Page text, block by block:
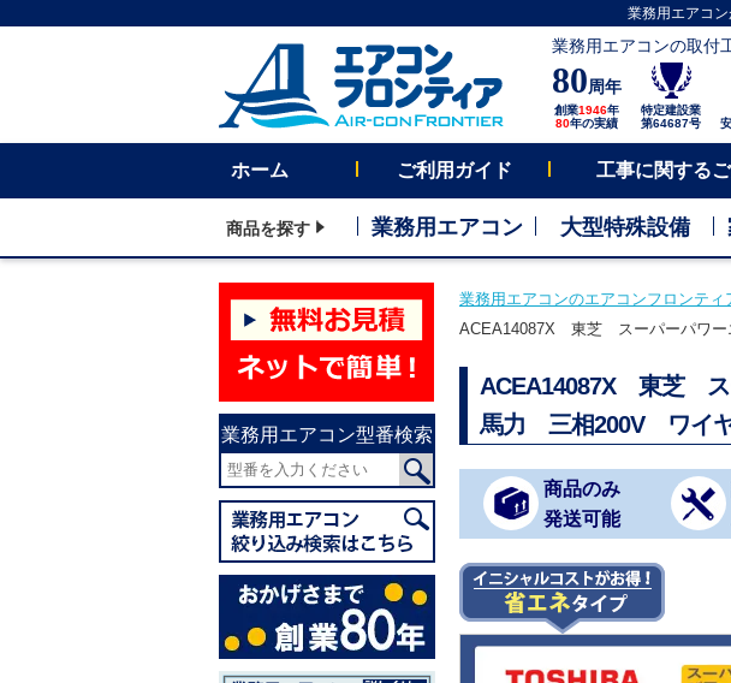
業務用エアコ
業務用エアコンの取付
80周年
創業1946年
80年の実績
特定建設業
第64687号
ホーム ご利用ガイド 工事に関する
商品を探す 業務用エアコン 大型特殊設備
業務用エアコン型番検索
業務用エアコンのエアコンフロンティ
ACEA14087X 東芝 スーパーパワ
ACEA14087X 東芝
馬力 三相200V ワイ
商品のみ
発送可能